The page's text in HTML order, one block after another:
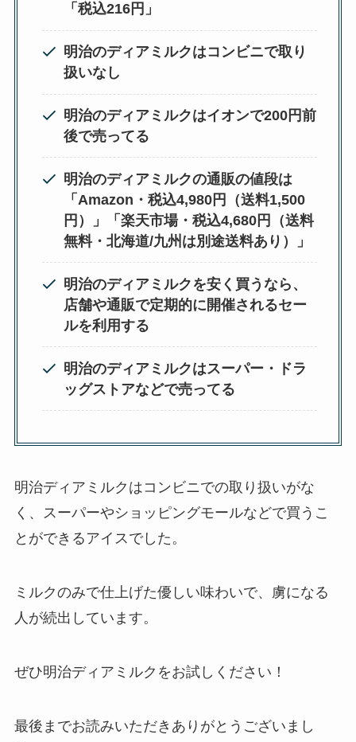
「税込216円」
明治のディアミルクはコンビニで取り
扱いなし
明治のディアミルクはイオンで200円前
後で売ってる
明治のディアミルクの通販の値段は
「Amazon・税込4,980円（送料1,500
円）」「楽天市場・税込4,680円（送料
無料・北海道/九州は別途送料あり）」
明治のディアミルクを安く買うなら、
店舗や通販で定期的に開催されるセー
ルを利用する
明治のディアミルクはスーパー・ドラ
ッグストアなどで売ってる
明治ディアミルクはコンビニでの取り扱いがな
く、スーパーやショッピングモールなどで買うこ
とができるアイスでした。
ミルクのみで仕上げた優しい味わいで、虜になる
人が続出しています。
ぜひ明治ディアミルクをお試しください！
最後までお読みいただきありがとうございまし